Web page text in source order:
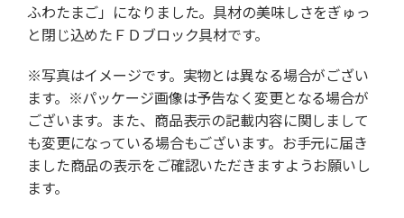
ふわたまご」になりました。具材の美味しさをぎゅっ
と閉じ込めたＦＤブロック具材です。
※写真はイメージです。実物とは異なる場合がござい
ます。※パッケージ画像は予告なく変更となる場合が
ございます。また、商品表示の記載内容に関しまして
も変更になっている場合もございます。お手元に届き
ました商品の表示をご確認いただきますようお願いし
ます。